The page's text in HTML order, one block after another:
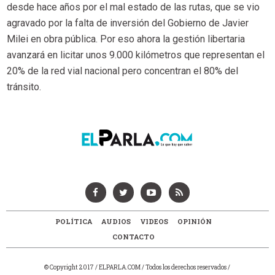
desde hace años por el mal estado de las rutas, que se vio
agravado por la falta de inversión del Gobierno de Javier
Milei en obra pública. Por eso ahora la gestión libertaria
avanzará en licitar unos 9.000 kilómetros que representan el
20% de la red vial nacional pero concentran el 80% del
tránsito.
POLÍTICA AUDIOS VIDEOS
OPINIÓN
CONTACTO
© Copyright 2017 / ELPARLA.COM / Todos los derechos reservados /